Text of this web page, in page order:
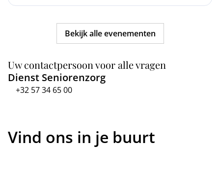
Bekijk alle evenementen
Uw contactpersoon voor alle vragen
Dienst Seniorenzorg
+32 57 34 65 00
Vind ons in je buurt